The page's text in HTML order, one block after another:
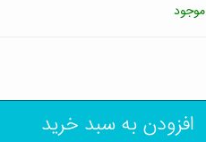
موجود
افزودن به سبد خرید